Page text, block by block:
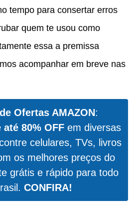
tempo para consertar erros
quem te usou como
essa a premissa
acompanhar em breve nas
Ofertas AMAZON:
80% OFFem diversas
celulares, TVs, livros
os melhores preços do
grátis e rápido para todo
CONFIRA!